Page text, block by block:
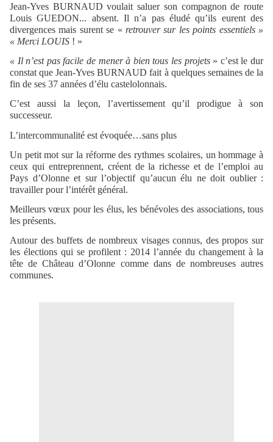
Jean-Yves BURNAUD voulait saluer son compagnon de route
Louis GUEDON... absent. Il n’a pas éludé qu’ils eurent des
divergences mais surent se « retrouver sur les points essentiels »
« Merci LOUIS ! »
« Il n’est pas facile de mener à bien tous les projets» c’est le dur
constat que Jean-Yves BURNAUD fait à quelques semaines de la
fin de ses 37 années d’élu castelolonnais.
C’est aussi la leçon, l’avertissement qu’il prodigue à son
successeur.
L’intercommunalité est évoquée…sans plus
Un petit mot sur la réforme des rythmes scolaires, un hommage à
ceux qui entreprennent, créent de la richesse et de l’emploi au
Pays d’Olonne et sur l’objectif qu’aucun élu ne doit oublier :
travailler pour l’intérêt général.
Meilleurs vœux pour les élus, les bénévoles des associations, tous
les présents.
Autour des buffets de nombreux visages connus, des propos sur
les élections qui se profilent : 2014 l’année du changement à la
tête de Château d’Olonne comme dans de nombreuses autres
communes.